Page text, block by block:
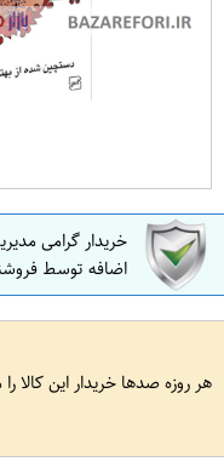
خریدار گرامی
اضافه توسط
هر روزه صدها خریدار این کالا